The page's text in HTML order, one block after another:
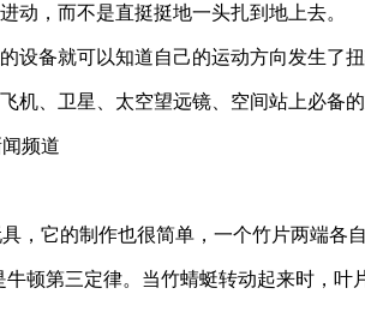
动，而不是直挺挺地一头扎到地上去。
设备就可以知道自己的运动方向发生了扭
机、卫星、太空望远镜、空间站上必
频道
，它的制作也很简单，一个竹片两端各
顿第三定律。当竹蜻蜓转动起来时，